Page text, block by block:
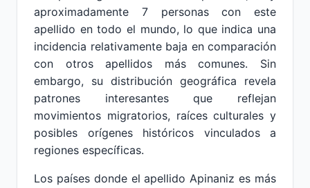
aproximadamente 7 personas con este
apellido en todo el mundo, lo que indica una
incidencia relativamente baja en comparación
con otros apellidos más comunes. Sin
embargo, su distribución geográfica revela
patrones interesantes que reflejan
movimientos migratorios, raíces culturales y
posibles orígenes históricos vinculados a
regiones específicas.
Los países donde el apellido Apinaniz es más